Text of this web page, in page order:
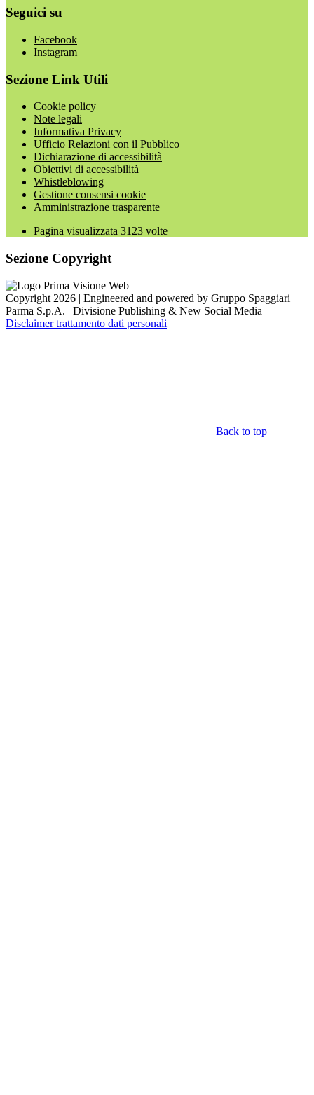
Seguici su
Facebook
Instagram
Sezione Link Utili
Cookie policy
Note legali
Informativa Privacy
Ufficio Relazioni con il Pubblico
Dichiarazione di accessibilità
Obiettivi di accessibilità
Whistleblowing
Gestione consensi cookie
Amministrazione trasparente
Pagina visualizzata 3123 volte
Sezione Copyright
Copyright 2026 | Engineered and powered by Gruppo Spaggiari
Parma S.p.A. | Divisione Publishing & New Social Media
Disclaimer trattamento dati personali
Back to top